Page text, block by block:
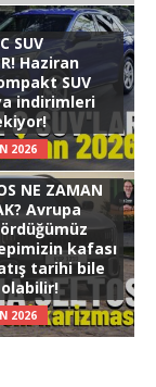
SUV
Haziran
SUV
indirimleri
2026
NE ZAMAN
Avrupa
kafası
tarihi bile
2026